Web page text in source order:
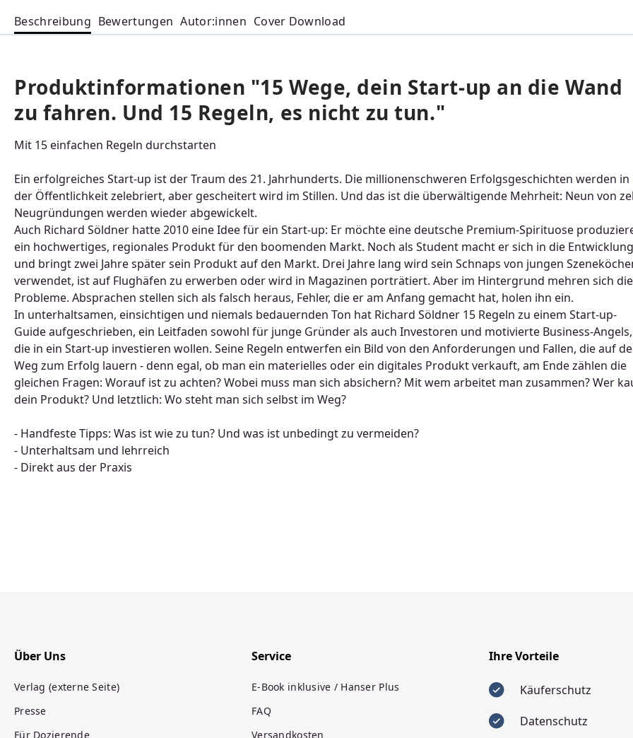
Beschreibung Bewertungen Autor:innen Cover Download
Produktinformationen "15 Wege, dein Start-up an die Wand
zu fahren. Und 15 Regeln, es nicht zu tun."
Mit 15 einfachen Regeln durchstarten
Ein erfolgreiches Start-up ist der Traum des 21. Jahrhunderts. Die millionenschweren Erfolgsgeschichten werden in
der Öffentlichkeit zelebriert, aber gescheitert wird im Stillen. Und das ist die überwältigende Mehrheit: Neun von
Neugründungen werden wieder abgewickelt.
Auch Richard Söldner hatte 2010 eine Idee für ein Start-up: Er möchte eine deutsche Premium-Spirituose
ein hochwertiges, regionales Produkt für den boomenden Markt. Noch als Student macht er sich in die Entwicklung
und bringt zwei Jahre später sein Produkt auf den Markt. Drei Jahre lang wird sein Schnaps von jungen
verwendet, ist auf Flughäfen zu erwerben oder wird in Magazinen porträtiert. Aber im Hintergrund mehren sich die
Probleme. Absprachen stellen sich als falsch heraus, Fehler, die er am Anfang gemacht hat, holen ihn ein.
In unterhaltsamen, einsichtigen und niemals bedauernden Ton hat Richard Söldner 15 Regeln zu einem Start-up-
Guide aufgeschrieben, ein Leitfaden sowohl für junge Gründer als auch Investoren und motivierte Business-Angels,
die in ein Start-up investieren wollen. Seine Regeln entwerfen ein Bild von den Anforderungen und Fallen, die auf
Weg zum Erfolg lauern - denn egal, ob man ein materielles oder ein digitales Produkt verkauft, am Ende zählen die
gleichen Fragen: Worauf ist zu achten? Wobei muss man sich absichern? Mit wem arbeitet man zusammen? Wer
dein Produkt? Und letztlich: Wo steht man sich selbst im Weg?
- Handfeste Tipps: Was ist wie zu tun? Und was ist unbedingt zu vermeiden?
- Unterhaltsam und lehrreich
- Direkt aus der Praxis
Über Uns
Verlag (externe Seite)
Presse
Für Dozierende
Service
E-Book inklusive / Hanser Plus
FAQ
Versandkosten
Ihre Vorteile
Käuferschutz
Datenschutz